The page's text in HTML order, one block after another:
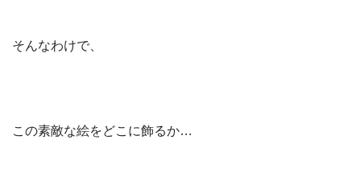
そんなわけで、
この素敵な絵をどこに飾るか…